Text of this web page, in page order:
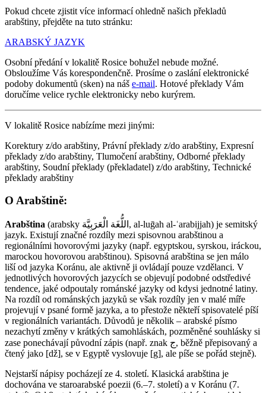
Pokud chcete zjistit více informací ohledně našich překladů
arabštiny, přejděte na tuto stránku:
ARABSKÝ JAZYK
Osobní předání v lokalitě Rosice bohužel nebude možné.
Obsloužíme Vás korespondenčně. Prosíme o zaslání elektronické
podoby dokumentů (sken) na náš e-mail. Hotové překlady Vám
doručíme velice rychle elektronicky nebo kurýrem.
V lokalitě Rosice nabízíme mezi jinými:
Korektury z/do arabštiny, Právní překlady z/do arabštiny, Expresní
překlady z/do arabštiny, Tlumočení arabštiny, Odborné překlady
arabštiny, Soudní překlady (překladatel) z/do arabštiny, Technické
překlady arabštiny
O Arabštině:
Arabština (arabsky اللُّغَة الْعَرَبِيَّة‎‎, al-luḡah al-ʿarabijjah) je semitský
jazyk. Existují značné rozdíly mezi spisovnou arabštinou a
regionálními hovorovými jazyky (např. egyptskou, syrskou, iráckou,
marockou hovorovou arabštinou). Spisovná arabština se jen málo
liší od jazyka Koránu, ale aktivně ji ovládají pouze vzdělanci. V
jednotlivých hovorových jazycích se objevují podobné odstředivé
tendence, jaké odpoutaly románské jazyky od kdysi jednotné latiny.
Na rozdíl od románských jazyků se však rozdíly jen v malé míře
projevují v psané formě jazyka, a to přestože někteří spisovatelé píší
v regionálních variantách. Důvodů je několik – arabské písmo
nezachytí změny v krátkých samohláskách, pozměněné souhlásky si
zase ponechávají původní zápis (např. znak ج, běžně přepisovaný a
čtený jako [dž], se v Egyptě vyslovuje [g], ale píše se pořád stejně).
Nejstarší nápisy pocházejí ze 4. století. Klasická arabština je
dochována ve staroarabské poezii (6.–7. století) a v Koránu (7.